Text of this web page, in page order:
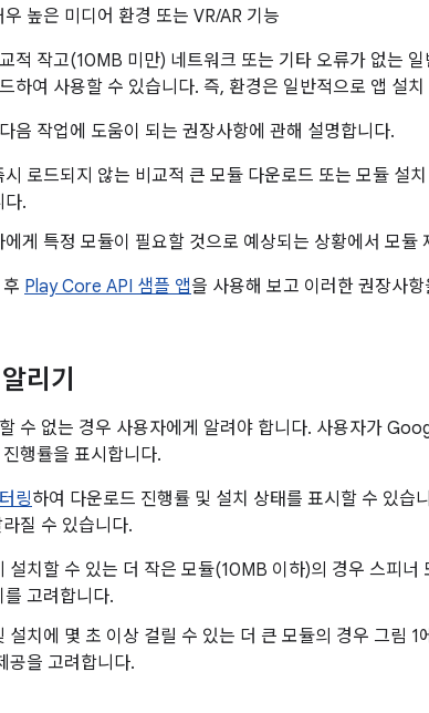
높은 미디어 환경 또는 VR/AR 기능
적 작고(10MB 미만) 네트워크 또는 기타 오류가 없는
하여 사용할 수 있습니다. 즉, 환경은 일반적으로 앱 설
음 작업에 도움이 되는 권장사항에 관해 설명합니다.
로드되지 않는 비교적 큰 모듈 다운로드 또는 모듈 설
다.
게 특정 모듈이 필요할 것으로 예상되는 상황에서 모듈
Play Core API 샘플 앱을 사용해 보고 이러한 권장사
리기
수 없는 경우 사용자에게 알려야 합니다. 사용자가
행률을 표시합니다.
링하여 다운로드 진행률 및 설치 상태를 표시할 수 있습
질 수 있습니다.
설치할 수 있는 더 작은 모듈(10MB 이하)의 경우 스피
고려합니다.
설치에 몇 초 이상 걸릴 수 있는 더 큰 모듈의 경우 그림
공을 고려합니다.